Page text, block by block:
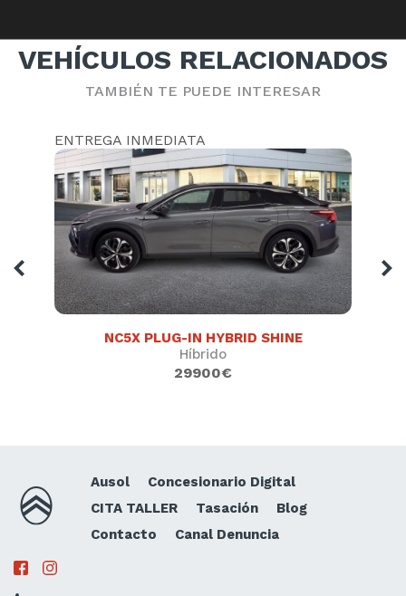
VEHÍCULOS RELACIONADOS
TAMBIÉN TE PUEDE INTERESAR
ENTREGA INMEDIATA
NC5X PLUG-IN HYBRID SHINE
Híbrido
29900€
Ausol
Concesionario Digital
CITA TALLER
Tasación
Blog
Contacto
Canal Denuncia